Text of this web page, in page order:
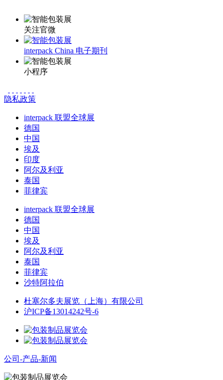
关注官微
interpack China 电子期刊
小程序
隐私政策
interpack 联盟全球展
德国
中国
埃及
印度
阿尔及利亚
泰国
菲律宾
interpack 联盟全球展
德国
中国
埃及
阿尔及利亚
泰国
菲律宾
沙特阿拉伯
杜塞尔多夫展览（上海）有限公司
沪ICP备13014242号-6
公司-产品-新闻